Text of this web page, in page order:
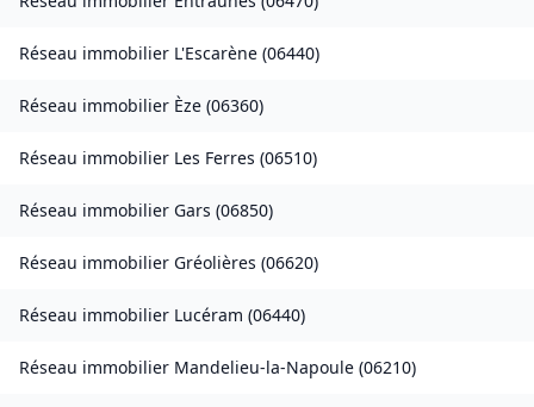
Réseau immobilier L'Escarène (06440)
Réseau immobilier Èze (06360)
Réseau immobilier Les Ferres (06510)
Réseau immobilier Gars (06850)
Réseau immobilier Gréolières (06620)
Réseau immobilier Lucéram (06440)
Réseau immobilier Mandelieu-la-Napoule (06210)